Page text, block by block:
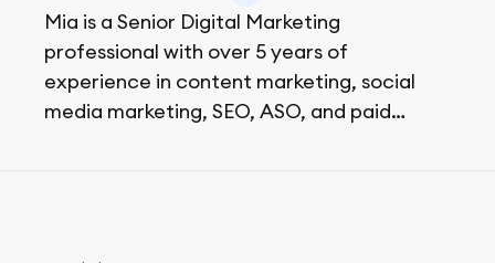
Mia is a Senior Digital Marketing
professional with over 5 years of
experience in content marketing, social
media marketing, SEO, ASO, and paid